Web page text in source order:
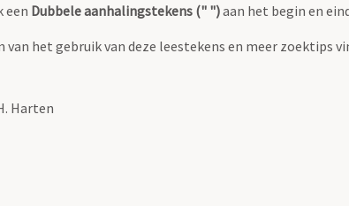
een Dubbele aanhalingstekens (" ")aan het begin en
van het gebruik van deze leestekens en meer zoektips
Harten